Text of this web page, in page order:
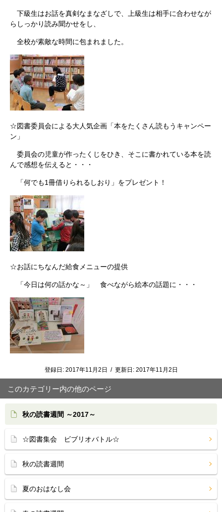
下級生はお話を真剣なまなざしで、上級生は相手に合わせなが
らしっかり読み聞かせをし、
全校が素敵な時間に包まれました。
☆図書委員会による大人気企画「本をたくさん読もうキャンペー
ン」
委員会の児童が作ったくじをひき、そこに書かれている本を読
んで感想を伝えると・・・
「何でも1冊借りられるしおり」をプレゼント！
☆お話にちなんだ給食メニューの提供
「今日は何の話かな～」 食べながら絵本の話題に・・・
登録日: 2017年11月2日 / 更新日: 2017年11月2日
このカテゴリー内の他のページ
秋の読書週間 ～2017～
☆図書集会 ビブリオバトル☆
秋の読書週間
夏のおはなし会